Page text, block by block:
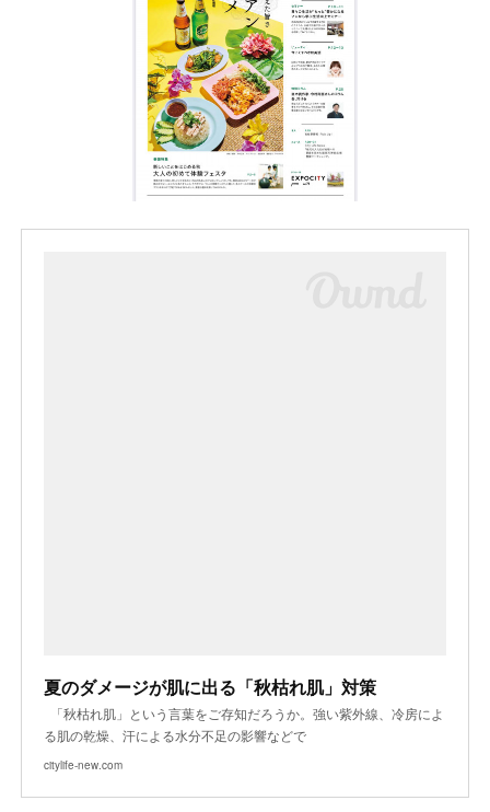
夏のダメージが肌に出る「秋枯れ肌」対策
「秋枯れ肌」という言葉をご存知だろうか。強い紫外線、冷房によ
る肌の乾燥、汗による水分不足の影響などで
citylife-new.com